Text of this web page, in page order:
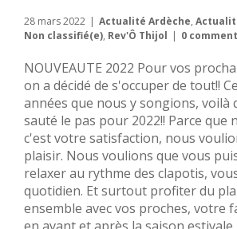
28 mars 2022 | Actualité Ardèche,
Non classifié(e), Rev'Ô Thijol | 0
NOUVEAUTE 2022 Pour vos
on a décidé de s'occuper de tout!!
années que nous y songions, voilà
sauté le pas pour 2022!! Parce
c'est votre satisfaction, nous
plaisir. Nous voulions que vous
relaxer au rythme des clapotis,
quotidien. Et surtout profiter du
ensemble avec vos proches, votre
en avant et après la saison